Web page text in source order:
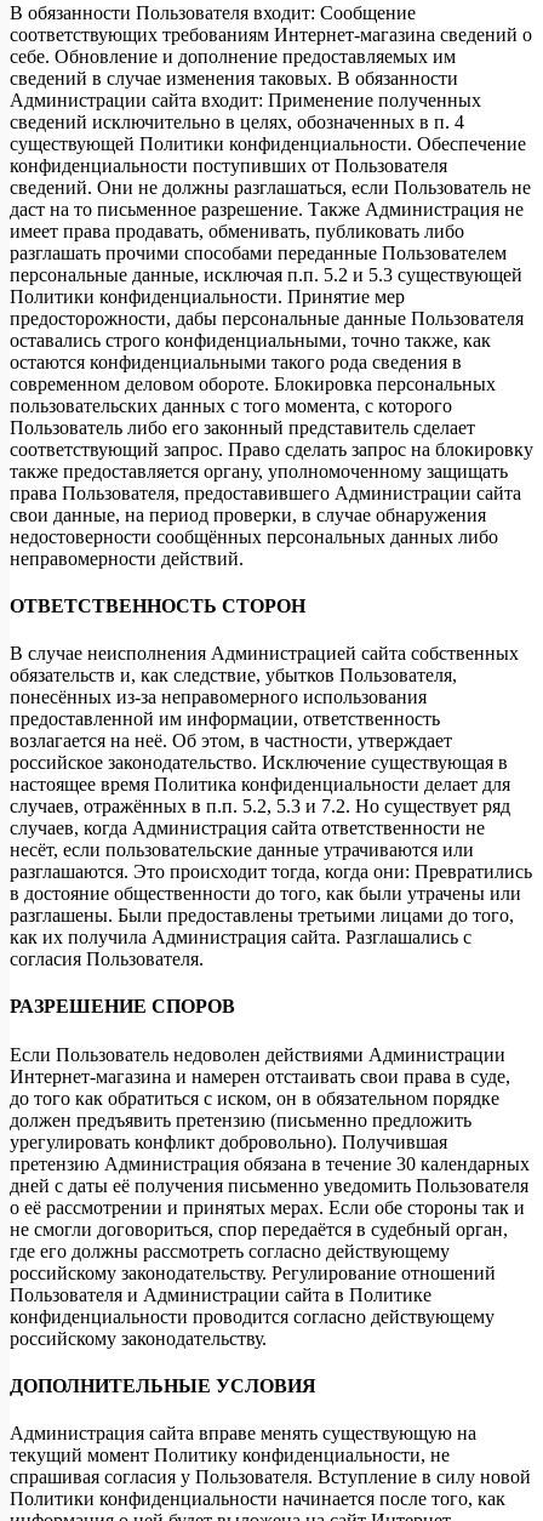
В обязанности Пользователя входит: Сообщение
соответствующих требованиям Интернет-магазина сведений о
себе. Обновление и дополнение предоставляемых им
сведений в случае изменения таковых. В обязанности
Администрации сайта входит: Применение полученных
сведений исключительно в целях, обозначенных в п. 4
существующей Политики конфиденциальности. Обеспечение
конфиденциальности поступивших от Пользователя
сведений. Они не должны разглашаться, если Пользователь не
даст на то письменное разрешение. Также Администрация не
имеет права продавать, обменивать, публиковать либо
разглашать прочими способами переданные Пользователем
персональные данные, исключая п.п. 5.2 и 5.3 существующей
Политики конфиденциальности. Принятие мер
предосторожности, дабы персональные данные Пользователя
оставались строго конфиденциальными, точно также, как
остаются конфиденциальными такого рода сведения в
современном деловом обороте. Блокировка персональных
пользовательских данных с того момента, с которого
Пользователь либо его законный представитель сделает
соответствующий запрос. Право сделать запрос на блокировку
также предоставляется органу, уполномоченному защищать
права Пользователя, предоставившего Администрации сайта
свои данные, на период проверки, в случае обнаружения
недостоверности сообщённых персональных данных либо
неправомерности действий.
ОТВЕТСТВЕННОСТЬ СТОРОН
В случае неисполнения Администрацией сайта собственных
обязательств и, как следствие, убытков Пользователя,
понесённых из-за неправомерного использования
предоставленной им информации, ответственность
возлагается на неё. Об этом, в частности, утверждает
российское законодательство. Исключение существующая в
настоящее время Политика конфиденциальности делает для
случаев, отражённых в п.п. 5.2, 5.3 и 7.2. Но существует ряд
случаев, когда Администрация сайта ответственности не
несёт, если пользовательские данные утрачиваются или
разглашаются. Это происходит тогда, когда они: Превратились
в достояние общественности до того, как были утрачены или
разглашены. Были предоставлены третьими лицами до того,
как их получила Администрация сайта. Разглашались с
согласия Пользователя.
РАЗРЕШЕНИЕ СПОРОВ
Если Пользователь недоволен действиями Администрации
Интернет-магазина и намерен отстаивать свои права в суде,
до того как обратиться с иском, он в обязательном порядке
должен предъявить претензию (письменно предложить
урегулировать конфликт добровольно). Получившая
претензию Администрация обязана в течение 30 календарных
дней с даты её получения письменно уведомить Пользователя
о её рассмотрении и принятых мерах. Если обе стороны так и
не смогли договориться, спор передаётся в судебный орган,
где его должны рассмотреть согласно действующему
российскому законодательству. Регулирование отношений
Пользователя и Администрации сайта в Политике
конфиденциальности проводится согласно действующему
российскому законодательству.
ДОПОЛНИТЕЛЬНЫЕ УСЛОВИЯ
Администрация сайта вправе менять существующую на
текущий момент Политику конфиденциальности, не
спрашивая согласия у Пользователя. Вступление в силу новой
Политики конфиденциальности начинается после того, как